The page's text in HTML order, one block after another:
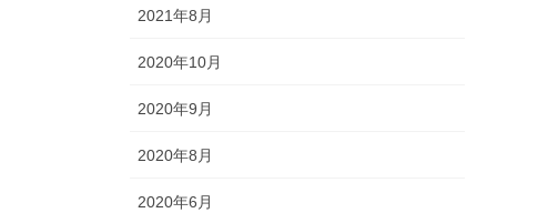
2021年8月
2020年10月
2020年9月
2020年8月
2020年6月